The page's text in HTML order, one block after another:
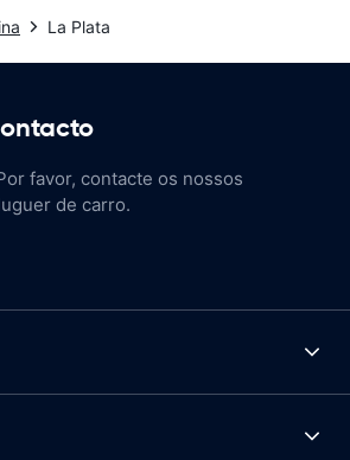
La Plata
favor, contacte os nossos
de carro.